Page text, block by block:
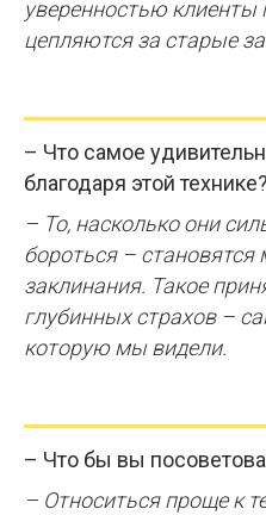
уверенностью клиенты
цепляются за старые
– Что самое
благодаря этой технике?
– То, насколько они
бороться –
заклинания. Такое
глубинных страхов –
которую мы видели.
– Что бы вы
– Относиться проще к